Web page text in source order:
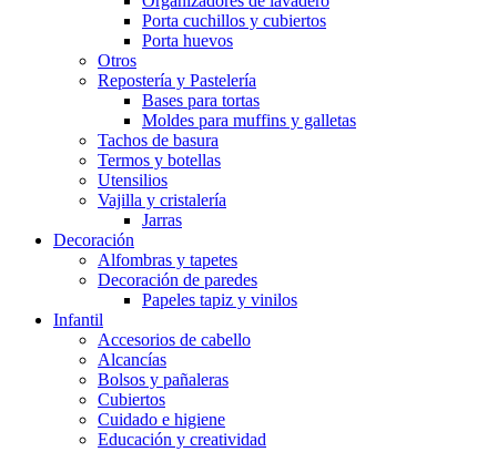
Porta cuchillos y cubiertos
Porta huevos
Otros
Repostería y Pastelería
Bases para tortas
Moldes para muffins y galletas
Tachos de basura
Termos y botellas
Utensilios
Vajilla y cristalería
Jarras
Decoración
Alfombras y tapetes
Decoración de paredes
Papeles tapiz y vinilos
Infantil
Accesorios de cabello
Alcancías
Bolsos y pañaleras
Cubiertos
Cuidado e higiene
Educación y creatividad